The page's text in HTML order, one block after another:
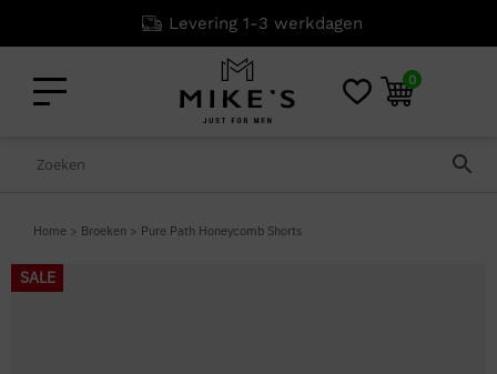
Levering 1-3 werkdagen
0
Home > Broeken > Pure Path Honeycomb Shorts
SALE